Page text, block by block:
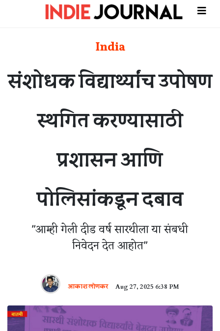
India
संशोधक विद्यार्थ्यांच उपोषण
स्थगित करण्यासाठी
प्रशासन आणि
पोलिसांकडून दबाव
"आम्ही गेली दीड वर्ष सारथीला या संबधी
निवेदन देत आहोत"
आकाश लोणकर Aug 27, 2025 6:38 PM